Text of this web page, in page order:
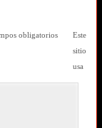
obligatorios
Este
sitio
usa